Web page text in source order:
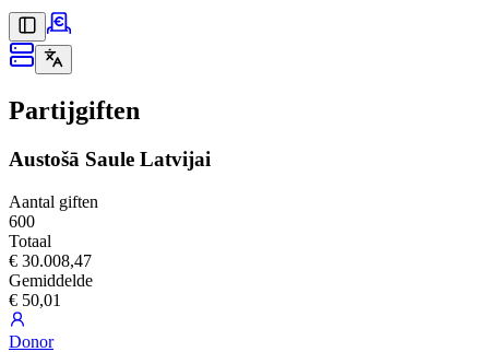
Partijgiften
Austošā Saule Latvijai
Aantal giften
600
Totaal
€ 30.008,47
Gemiddelde
€ 50,01
Donor